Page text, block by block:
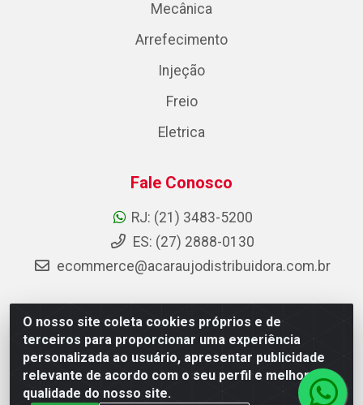
O nosso site coleta cookies próprios e de
terceiros para proporcionar uma experiência
personalizada ao usuário, apresentar publicidade
relevante de acordo com o seu perfil e melhorar a
qualidade do nosso site.
Mecânica
Arrefecimento
Injeção
Freio
Eletrica
Fale Conosco
RJ: (21) 3483-5200
ES: (27) 2888-0130
ecommerce@acaraujodistribuidora.com.br
AC Araujo Distribuidora - Rua Carneiro de Campos, 42 -
São Cristóvão, Rio de Janeiro/RJ - CEP 20.920-410 -
CNPJ 08.744.753/0003-85